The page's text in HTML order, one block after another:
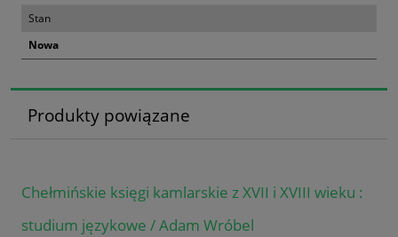
Stan
Nowa
Produkty powiązane
Chełmińskie księgi kamlarskie z XVII i XVIII wieku :
studium językowe / Adam Wróbel